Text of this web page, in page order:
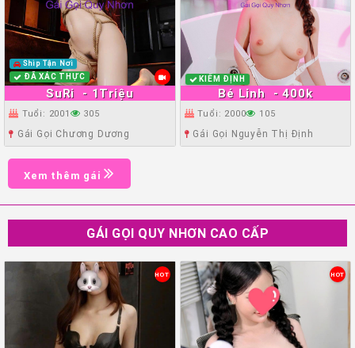
SuRi - 1Triệu
Ship Tận Nơi
ĐÃ XÁC THỰC
Tuổi: 2001 305
Gái Gọi Chương Dương
Bé Linh - 400k
KIỂM ĐỊNH
Tuổi: 2000 105
Gái Gọi Nguyễn Thị Định
Xem thêm gái
GÁI GỌI QUY NHƠN CAO CẤP
HOT HOT